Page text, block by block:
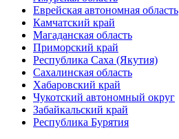
Еврейская автономная область
Камчатский край
Магаданская область
Приморский край
Республика Саха (Якутия)
Сахалинская область
Хабаровский край
Чукотский автономный округ
Забайкальский край
Республика Бурятия